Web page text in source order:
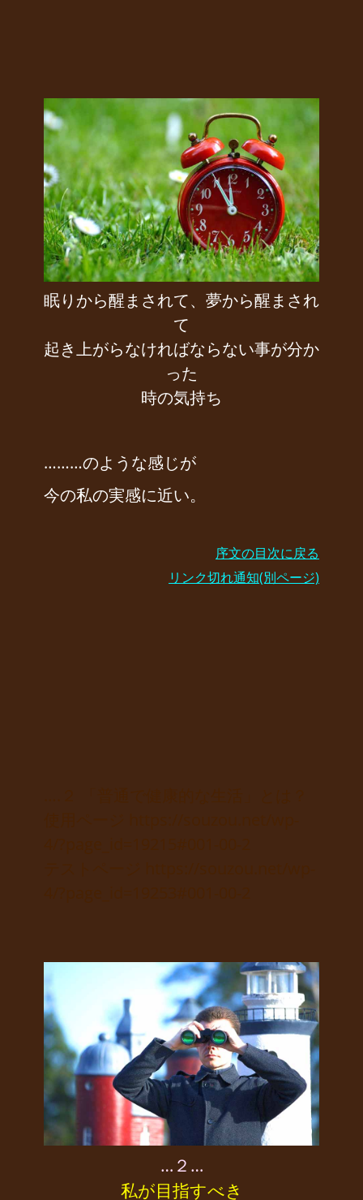
眠りから醒まされて、夢から醒まされ
て
起き上がらなければならない事が分か
った
時の気持ち
………のような感じが
今の私の実感に近い。
序文の目次に戻る
リンク切れ通知(別ページ)
…２…
私が目指すべき